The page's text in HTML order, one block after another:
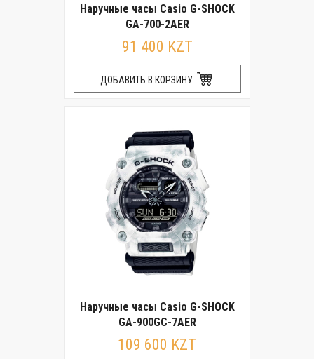
Наручные часы Casio G-SHOCK
GA-700-2AER
91 400 KZT
ДОБАВИТЬ В КОРЗИНУ
Наручные часы Casio G-SHOCK
GA-900GC-7AER
109 600 KZT